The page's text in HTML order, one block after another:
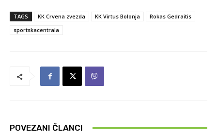
TAGS KK Crvena zvezda KK Virtus Bolonja
Rokas Gedraitis
sportskacentrala
POVEZANI ČLANCI